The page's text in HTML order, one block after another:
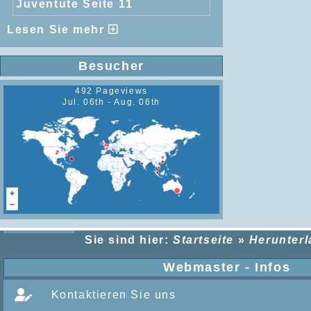
Juventute Seite 11
Lesen Sie mehr
Besucher
492 Pageviews
Jul. 06th - Aug. 06th
Sie sind hier: Startseite »
Webmaster - Infos
Kontaktieren Sie uns